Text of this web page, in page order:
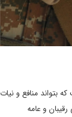
بتواند منافع و نیات
و عامه